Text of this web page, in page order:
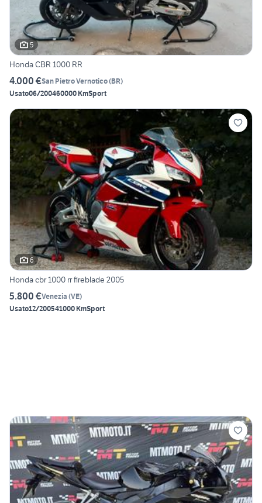
5
Honda CBR 1000 RR
4.000 €San Pietro Vernotico(BR)
Usato06/200460000 KmSport
6
Honda cbr 1000 rr fireblade 2005
5.800 €Venezia (VE)
Usato12/200541000 KmSport